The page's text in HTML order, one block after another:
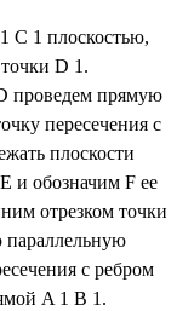
C 1 плоскостью,
D 1.
проведем прямую
пересечения с
плоскости
и обозначим F ее
отрезком точки
параллельную
с ребром
A 1 B 1.